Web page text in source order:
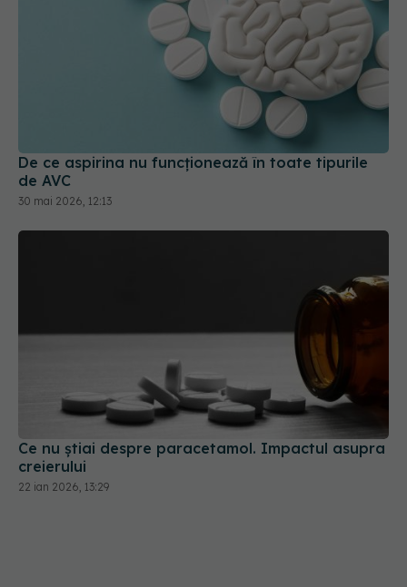
De ce aspirina nu funcționează în toate tipurile
de AVC
30 mai 2026, 12:13
Ce nu știai despre paracetamol. Impactul asupra
creierului
22 ian 2026, 13:29